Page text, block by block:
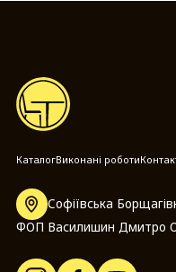
КаталогВиконані роботи
Софіївська
ФОП Василишин Дмитро